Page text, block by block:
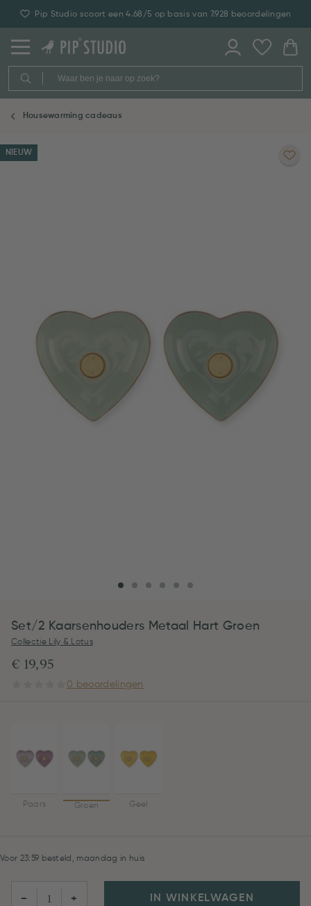
Pip Studio scoort een 4.68/5 op basis van 7.928 beoordelingen
Housewarming cadeaus
NIEUW
Set/2 Kaarsenhouders Metaal Hart Groen
Collectie Lily & Lotus
€ 19,95
0 beoordelingen
Paars Groen Geel
Voor 23:59 besteld, maandag in huis
− + IN WINKELWAGEN